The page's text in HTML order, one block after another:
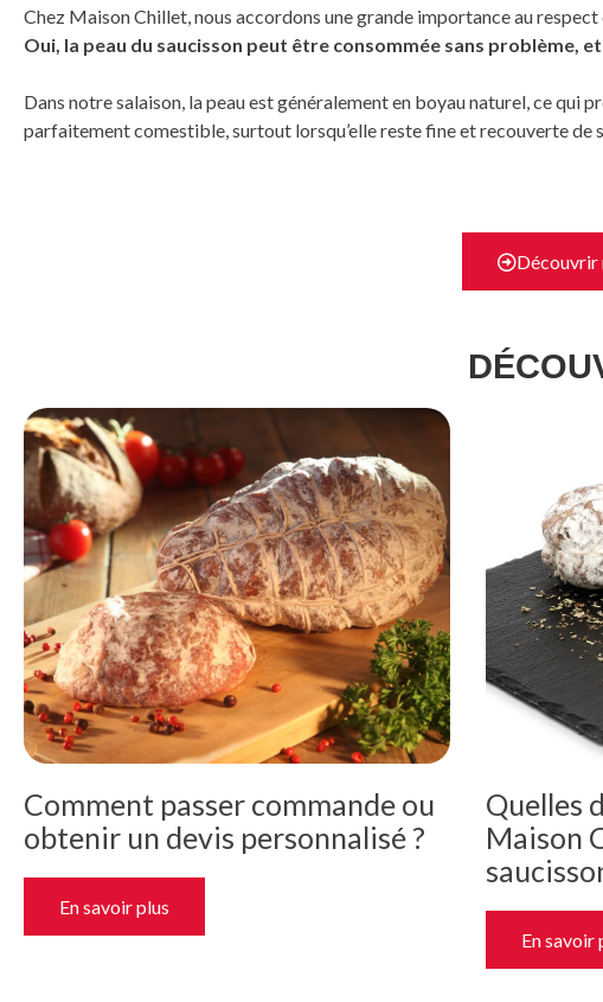
Chez Maison Chillet, nous accordons une grande importance au
Oui, la peau du saucisson peut être consommée sans problème,
Dans notre salaison, la peau est généralement en boyau naturel, ce
parfaitement comestible, surtout lorsqu’elle reste fine et recouverte
Découvrir
Comment passer commande ou
obtenir un devis personnalisé ?
En savoir plus
Quelles
Maison
En savoir